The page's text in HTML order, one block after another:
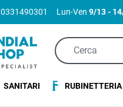
0331490301 Lun-Ven9/13 -
SANITARI RUBINETTERIA